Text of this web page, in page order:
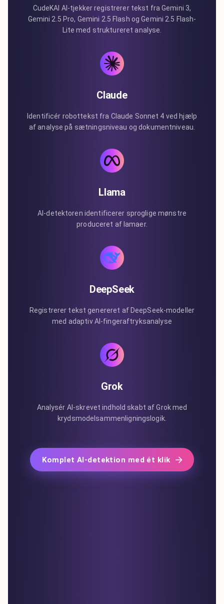
CudeKAI AI-tjekker registrerer tekst fra Gemini 3,
Gemini 2.5 Pro, Gemini 2.5 Flash og Gemini 2.5 Flash-
Lite med struktureret analyse.
Claude
Identificér robottekst fra Claude Sonnet 4 ved hjælp
af analyse på sætningsniveau og dokumentniveau.
Llama
AI-detektoren identificerer sproglige mønstre
produceret af lamaer.
DeepSeek
Registrerer tekst genereret af DeepSeek-modeller
med adaptiv AI-fingeraftryksanalyse
Grok
Analysér AI-skrevet indhold skabt af Grok med
krydsmodelsammenligningslogik.
Komplet AI-detektion med ét klik